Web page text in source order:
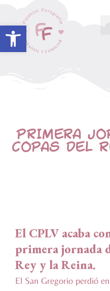
Abrir barra de
PRIMERA
COPAS DEL
El CPLV acaba
primera jornada
Rey y la Reina.
El San Gregorio perdió